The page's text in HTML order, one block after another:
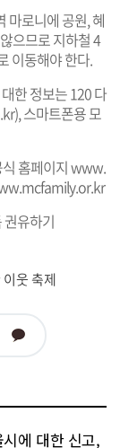
마로니에 공원, 혜
으므로 지하철 4
이동해야 한다.
한 정보는 120 다
), 스마트폰용 모
홈페이지www.
웃 축제
카
에 대한 신고,